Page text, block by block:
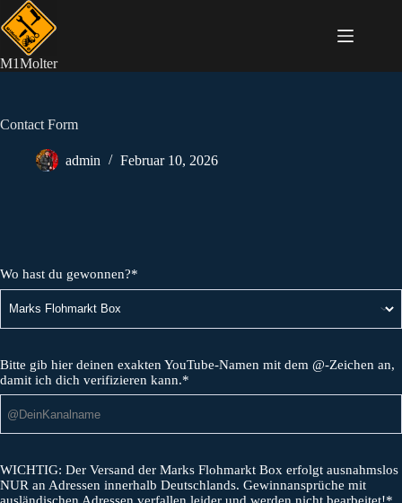
Zum
Inhalt
springen
M1Molter
Contact Form
admin Februar 10, 2026
Wo hast du gewonnen?*
Bitte gib hier deinen exakten YouTube-Namen mit dem @-Zeichen an,
damit ich dich verifizieren kann.*
WICHTIG: Der Versand der Marks Flohmarkt Box erfolgt ausnahmslos
NUR an Adressen innerhalb Deutschlands. Gewinnansprüche mit